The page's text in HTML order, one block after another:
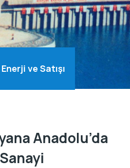
ve Satışı
Anadolu’da